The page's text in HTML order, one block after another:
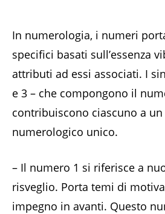
In numerologia, i numeri
specifici basati sull’essenza
attributi ad essi associati. I
e 3 – che compongono il
contribuiscono ciascuno a
numerologico unico.
– Il numero 1 si riferisce a
risveglio. Porta temi di
impegno in avanti. Questo